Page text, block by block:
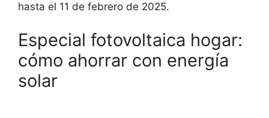
hasta el 11 de febrero de 2025.
Especial fotovoltaica hogar:
cómo ahorrar con energía
solar